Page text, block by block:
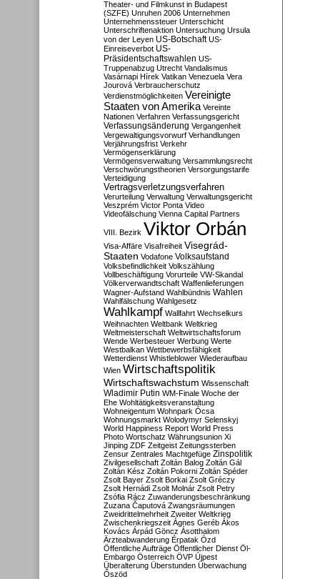
Theater- und Filmkunst in Budapest
(SZFE) Unruhen 2006 Unternehmen
Unternehmenssteuer Unterschicht
Unterschriftenaktion Untersuchung Ursula
von der Leyen US-Botschaft US-
Einreiseverbot US-
Präsidentschaftswahlen US-
Truppenabzug Utrecht Vandalismus
Vasárnapi Hírek Vatikan Venezuela Vera
Jourová Verbraucherschutz
Verdienstmöglichkeiten Vereinigte
Staaten von Amerika Vereinte
Nationen Verfahren Verfassungsgericht
Verfassungsänderung Vergangenheit
Vergewaltigungsvorwurf Verhandlungen
Verjährungsfrist Verkehr
Vermögenserklärung
Vermögensverwaltung Versammlungsrecht
Verschwörungstheorien Versorgungstarife
Verteidigung
Vertragsverletzungsverfahren
Verurteilung Verwaltung Verwaltungsgericht
Veszprém Victor Ponta Video
Videofälschung Vienna Capital Partners
VIII. Bezirk Viktor Orbán
Visa-Affäre Visafreiheit Visegrád-
Staaten Vodafone Volksaufstand
Volksbefindlichkeit Volkszählung
Vollbeschäftigung Vorurteile VW-Skandal
Völkerverwandtschaft Waffenlieferungen
Wagner-Aufstand Wahlbündnis Wahlen
Wahlfälschung Wahlgesetz
Wahlkampf Wallfahrt Wechselkurs
Weihnachten Weltbank Weltkrieg
Weltmeisterschaft Weltwirtschaftsforum
Wende Werbesteuer Werbung Werte
Westbalkan Wettbewerbsfähigkeit
Wetterdienst Whistleblower Wiederaufbau
Wien Wirtschaftspolitik
Wirtschaftswachstum Wissenschaft
Wladimir Putin WM-Finale Woche der
Ehe Wohltätigkeitsveranstaltung
Wohneigentum Wohnpark Ócsa
Wohnungsmarkt Wolodymyr Selenskyj
World Happiness Report World Press
Photo Wortschatz Währungsunion Xi
Jinping ZDF Zeitgeist Zeitungssterben
Zensur Zentrales Machtgefüge Zinspolitik
Zivilgesellschaft Zoltán Balog Zoltán Gál
Zoltán Kész Zoltán Pokorni Zoltán Spéder
Zsolt Bayer Zsolt Borkai Zsolt Gréczy
Zsolt Hernádi Zsolt Molnár Zsolt Petry
Zsófia Rácz Zuwanderungsbeschränkung
Zuzana Čaputová Zwangsräumungen
Zweidrittelmehrheit Zweiter Weltkrieg
Zwischenkriegszeit Ágnes Geréb Ákos
Kovács Árpád Göncz Ásotthalom
Ärzteabwanderung Érpatak Ózd
Öffentliche Aufträge Öffentlicher Dienst Öl-
Embargo Österreich ÖVP Újpest
Überalterung Überstunden Überwachung
Őszöd